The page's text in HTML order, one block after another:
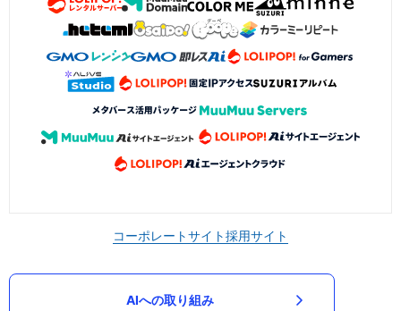
コーポレートサイト採用サイト
AIへの取り組み